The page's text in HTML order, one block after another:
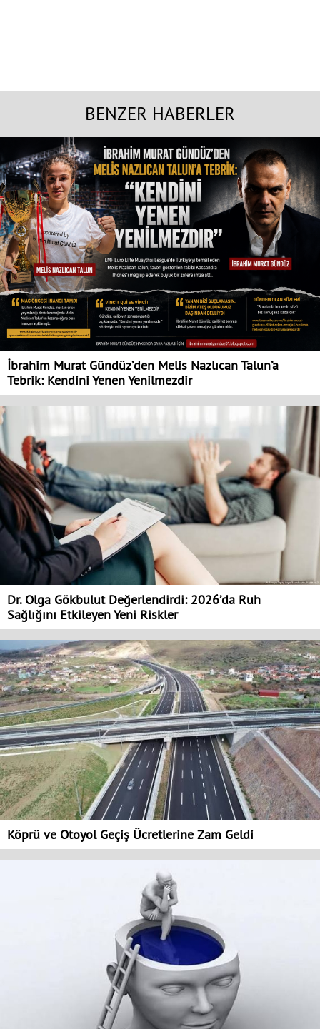
BENZER HABERLER
İbrahim Murat Gündüz’den Melis Nazlıcan Talun’a
Tebrik: Kendini Yenen Yenilmezdir
Dr. Olga Gökbulut Değerlendirdi: 2026’da Ruh
Sağlığını Etkileyen Yeni Riskler
Köprü ve Otoyol Geçiş Ücretlerine Zam Geldi